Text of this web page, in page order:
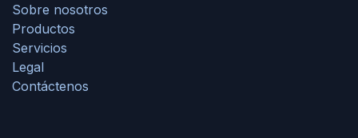
Sobre nosotros
Productos
Servicios
Legal
Contáctenos